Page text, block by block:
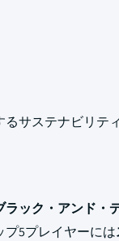
サステナビリテ
ラック・アンド・
5プレイヤーには